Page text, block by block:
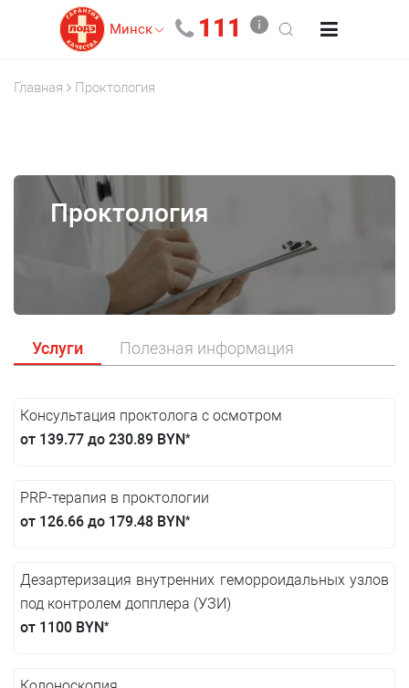
Минск 111
Главная Проктология
Проктология
Услуги Полезная информация
Консультация проктолога с осмотром
от 139.77 до 230.89 BYN*
PRP-терапия в проктологии
от 126.66 до 179.48 BYN*
Дезартеризация внутренних геморроидальных узлов
под контролем допплера (УЗИ)
от 1100 BYN*